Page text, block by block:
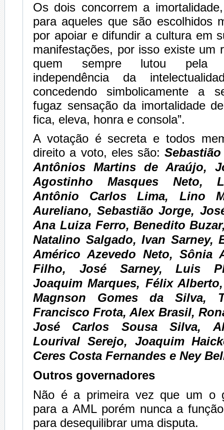
Os dois concorrem a
para aqueles que são escolhidos
por apoiar e difundir a cultura em
manifestações, por isso existe um
quem sempre lutou pela
independência da
concedendo simbolicamente a
fugaz sensação da imortalidade
fica, eleva, honra e consola”.
A votação é secreta e todos
direito a voto, eles são:
Antônios Martins de Araújo,
Agostinho Masques Neto,
Antônio Carlos Lima, Lino
Aureliano, Sebastião Jorge,
Ana Luiza Ferro, Benedito
Natalino Salgado, Ivan Sarney,
Américo Azevedo Neto, Sônia
Filho, José Sarney, Luis
Joaquim Marques, Félix
Magnson Gomes da Silva,
Francisco Frota, Alex Brasil,
José Carlos Sousa Silva,
Lourival Serejo, Joaquim
Ceres Costa Fernandes e Ney
Outros governadores
Não é a primeira vez que um o
para a AML porém nunca a
para desequilibrar uma disputa.